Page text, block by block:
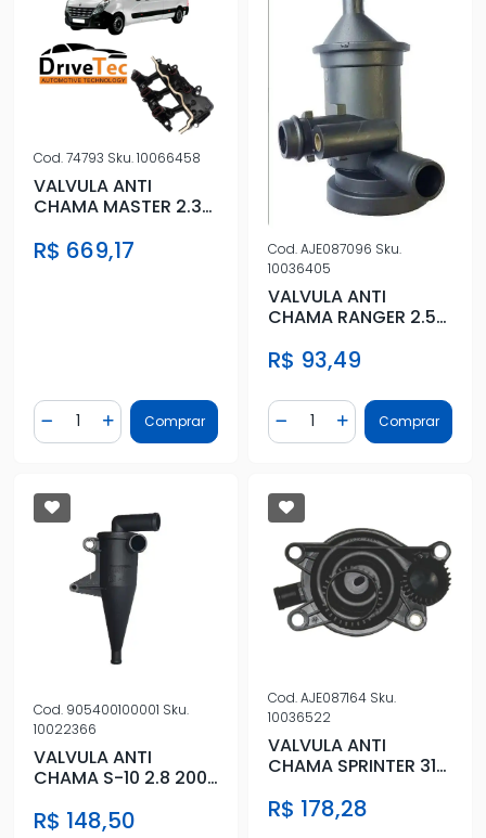
Cod.74793 Sku.10066458
VALVULA ANTI
CHAMA MASTER 2.3
R$ 669,17
Diminuir Quantidade
Quantidade
Adicionar Quantidade
Comprar
Cod.AJE087096 Sku.
10036405
VALVULA ANTI
CHAMA RANGER 2.5
R$ 93,49
Diminuir Quantidade
Quantidade
AdicionarComprar
Cod. 905400100001 Sku.
10022366
VALVULA ANTI
CHAMA S-10 2.8 2001
R$ 148,50
Cod.AJE087164 Sku.
10036522
VALVULA ANTI
CHAMA SPRINTER 313
DIANTE
R$ 178,28